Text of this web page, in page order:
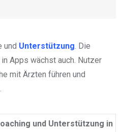
und Unterstützung . Die
Apps wächst auch. Nutzer
mit Ärzten führen und
und Unterstützung in